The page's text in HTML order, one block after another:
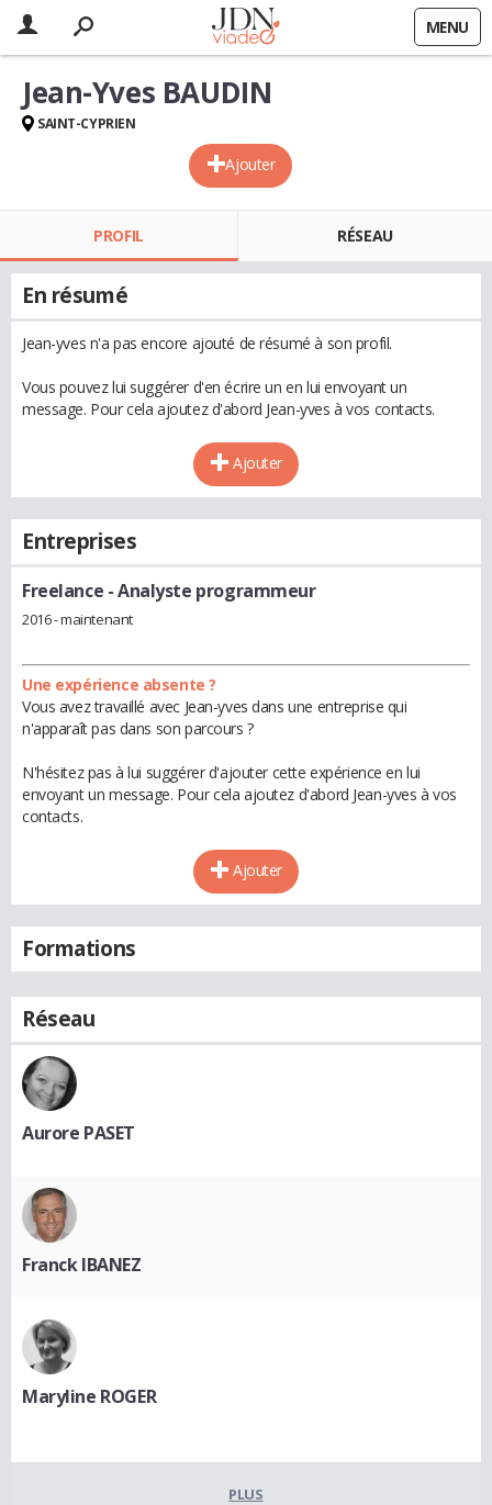
MENU
Ajouter
Jean-Yves BAUDIN
SAINT-CYPRIEN
PROFIL RÉSEAU
En résumé
Jean-yves n'a pas encore ajouté de résumé à son profil.
Vous pouvez lui suggérer d'en écrire un en lui envoyant un
message. Pour cela ajoutez d'abord Jean-yves à vos contacts.
Ajouter
Entreprises
Freelance - Analyste programmeur
2016 - maintenant
Une expérience absente ?
Vous avez travaillé avec Jean-yves dans une entreprise qui
n'apparaît pas dans son parcours ?
N'hésitez pas à lui suggérer d'ajouter cette expérience en lui
envoyant un message. Pour cela ajoutez d'abord Jean-yves à vos
contacts.
Ajouter
Formations
Réseau
Aurore PASET
Franck IBANEZ
Maryline ROGER
PLUS